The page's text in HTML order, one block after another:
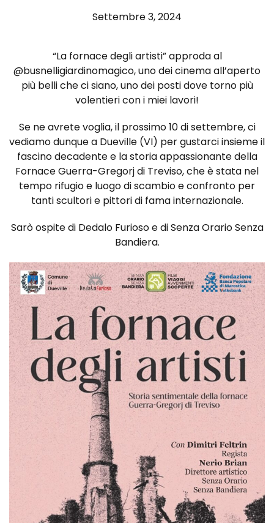
Settembre 3, 2024
“La fornace degli artisti” approda al
@busnelligiardinomagico, uno dei cinema all’aperto
più belli che ci siano, uno dei posti dove torno più
volentieri con i miei lavori!
Se ne avrete voglia, il prossimo 10 di settembre, ci
vediamo dunque a Dueville (VI) per gustarci insieme il
fascino decadente e la storia appassionante della
Fornace Guerra-Gregorj di Treviso, che è stata nel
tempo rifugio e luogo di scambio e confronto per
tanti scultori e pittori di fama internazionale.
Sarò ospite di Dedalo Furioso e di Senza Orario Senza
Bandiera.